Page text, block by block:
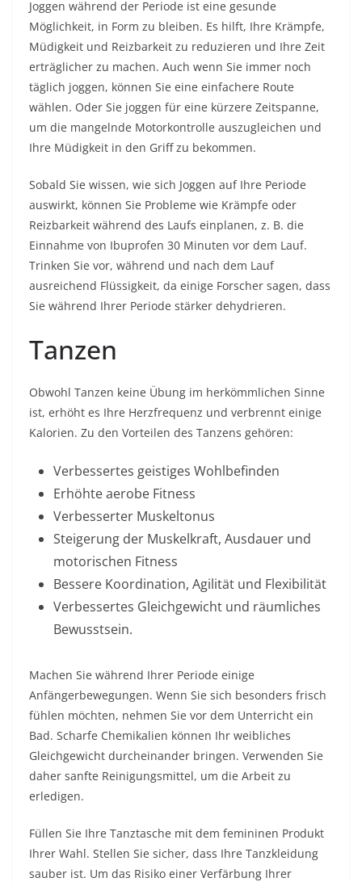
Joggen während der Periode ist eine gesunde
Möglichkeit, in Form zu bleiben. Es hilft, Ihre Krämpfe,
Müdigkeit und Reizbarkeit zu reduzieren und Ihre Zeit
erträglicher zu machen. Auch wenn Sie immer noch
täglich joggen, können Sie eine einfachere Route
wählen. Oder Sie joggen für eine kürzere Zeitspanne,
um die mangelnde Motorkontrolle auszugleichen und
Ihre Müdigkeit in den Griff zu bekommen.
Sobald Sie wissen, wie sich Joggen auf Ihre Periode
auswirkt, können Sie Probleme wie Krämpfe oder
Reizbarkeit während des Laufs einplanen, z. B. die
Einnahme von Ibuprofen 30 Minuten vor dem Lauf.
Trinken Sie vor, während und nach dem Lauf
ausreichend Flüssigkeit, da einige Forscher sagen, dass
Sie während Ihrer Periode stärker dehydrieren.
Tanzen
Obwohl Tanzen keine Übung im herkömmlichen Sinne
ist, erhöht es Ihre Herzfrequenz und verbrennt einige
Kalorien. Zu den Vorteilen des Tanzens gehören:
Verbessertes geistiges Wohlbefinden
Erhöhte aerobe Fitness
Verbesserter Muskeltonus
Steigerung der Muskelkraft, Ausdauer und
motorischen Fitness
Bessere Koordination, Agilität und Flexibilität
Verbessertes Gleichgewicht und räumliches
Bewusstsein.
Machen Sie während Ihrer Periode einige
Anfängerbewegungen. Wenn Sie sich besonders frisch
fühlen möchten, nehmen Sie vor dem Unterricht ein
Bad. Scharfe Chemikalien können Ihr weibliches
Gleichgewicht durcheinander bringen. Verwenden Sie
daher sanfte Reinigungsmittel, um die Arbeit zu
erledigen.
Füllen Sie Ihre Tanztasche mit dem femininen Produkt
Ihrer Wahl. Stellen Sie sicher, dass Ihre Tanzkleidung
sauber ist. Um das Risiko einer Verfärbung Ihrer